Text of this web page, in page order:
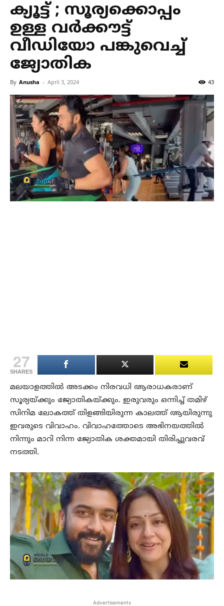
ക്യൂട്ട് ; സൂര്യക്കൊപ്പം
ഉള്ള വര്‍ക്കൗട്ട്
വീഡിയോ പങ്കുവെച്ച്
ജ്യോതിക
By Anusha - April 3, 2024 43
27
SHARES
മലയാളത്തില്‍ അടക്കം നിരവധി ആരാധകരാണ്
സൂര്യയ്ക്കും ജ്യോതികയ്ക്കും. ഇരുവരും ഒന്നിച്ച് തമിഴ്
സിനിമ ലോകത്ത് തിളങ്ങിയിരുന്ന കാലത്ത് ആയിരുന്നു
ഇവരുടെ വിവാഹം. വിവാഹത്തോടെ അഭിനയത്തില്‍
നിന്നും മാറി നിന്ന ജ്യോതിക ശക്തമായി തിരിച്ചുവരവ്
നടത്തി.
Advertisements